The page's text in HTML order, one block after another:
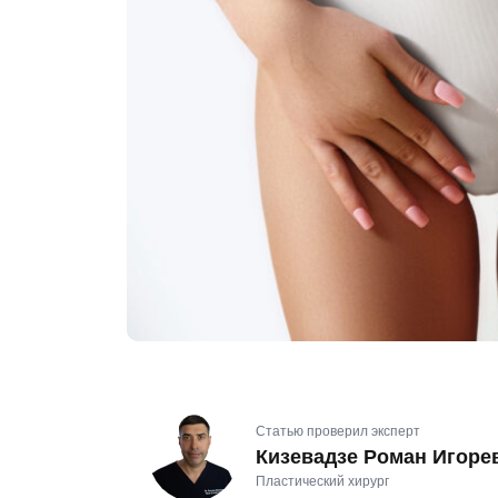
Статью проверил эксперт
Кизевадзе Роман
Пластический хирург